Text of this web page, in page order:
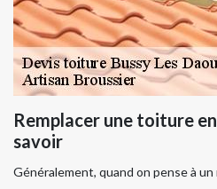
Remplacer une toiture
savoir
Généralement, quand on pense à